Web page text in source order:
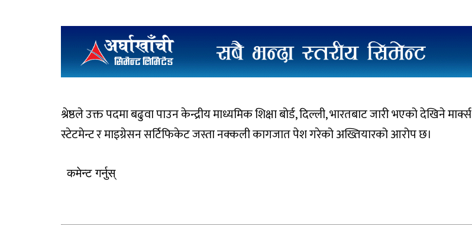
श्रेष्ठले उक्त पदमा बढुवा पाउन केन्द्रीय माध्यमिक शिक्षा बोर्ड, दिल्ली, भारतबाट जारी भएको देखिने मार्क्स
स्टेटमेन्ट र माइग्रेसन सर्टिफिकेट जस्ता नक्कली कागजात पेश गरेको अख्तियारको आरोप छ।
कमेन्ट गर्नुस्